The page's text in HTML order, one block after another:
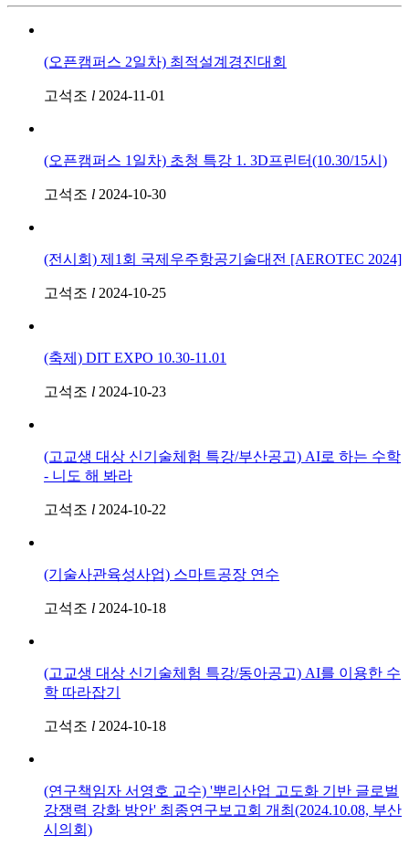
(오픈캠퍼스 2일차) 최적설계경진대회
고석조 l 2024-11-01
(오픈캠퍼스 1일차) 초청 특강 1. 3D프린터(10.30/15시)
고석조 l 2024-10-30
(전시회) 제1회 국제우주항공기술대전 [AEROTEC 2024]
고석조 l 2024-10-25
(축제) DIT EXPO 10.30-11.01
고석조 l 2024-10-23
(고교생 대상 신기술체험 특강/부산공고) AI로 하는 수학
- 니도 해 봐라
고석조 l 2024-10-22
(기술사관육성사업) 스마트공장 연수
고석조 l 2024-10-18
(고교생 대상 신기술체험 특강/동아공고) AI를 이용한 수
학 따라잡기
고석조 l 2024-10-18
(연구책임자 서영호 교수) '뿌리산업 고도화 기반 글로벌
강쟁력 강화 방안' 최종연구보고회 개최(2024.10.08, 부산
시의회)